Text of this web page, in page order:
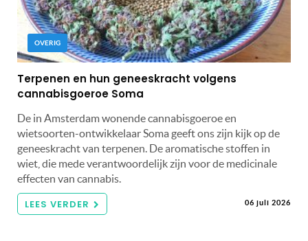
OVERIG
Terpenen en hun geneeskracht volgens
cannabisgoeroe Soma
De in Amsterdam wonende cannabisgoeroe en
wietsoorten-ontwikkelaar Soma geeft ons zijn kijk op de
geneeskracht van terpenen. De aromatische stoffen in
wiet, die mede verantwoordelijk zijn voor de medicinale
effecten van cannabis.
LEES VERDER 06 juli 2026